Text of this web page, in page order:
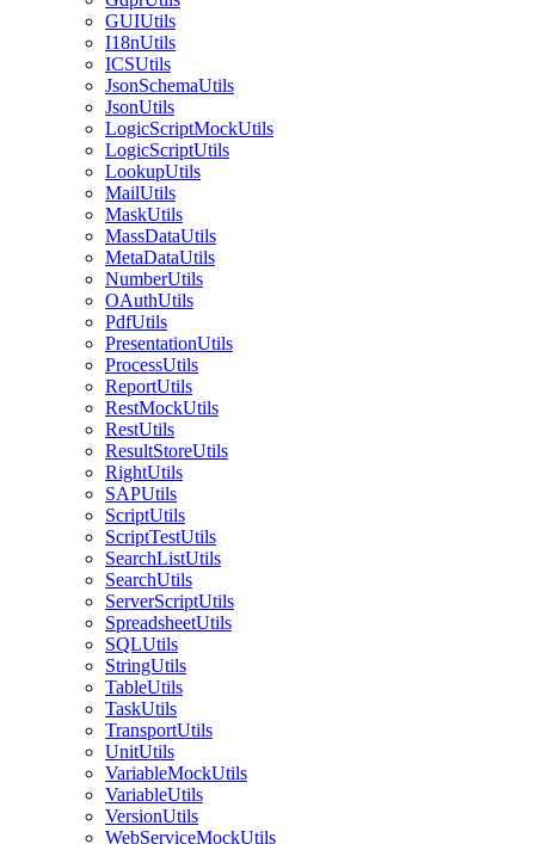
GUIUtils
I18nUtils
ICSUtils
JsonSchemaUtils
JsonUtils
LogicScriptMockUtils
LogicScriptUtils
LookupUtils
MailUtils
MaskUtils
MassDataUtils
MetaDataUtils
NumberUtils
OAuthUtils
PdfUtils
PresentationUtils
ProcessUtils
ReportUtils
RestMockUtils
RestUtils
ResultStoreUtils
RightUtils
SAPUtils
ScriptUtils
ScriptTestUtils
SearchListUtils
SearchUtils
ServerScriptUtils
SpreadsheetUtils
SQLUtils
StringUtils
TableUtils
TaskUtils
TransportUtils
UnitUtils
VariableMockUtils
VariableUtils
VersionUtils
WebServiceMockUtils